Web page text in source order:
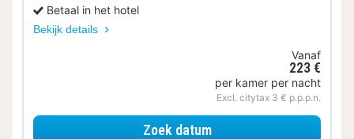
Betaal in het hotel
Bekijk details
Vanaf
223 €
per kamer per nacht
Excl. citytax 3 € p.p.p.n.
Zoek datumvoor Geniet van de